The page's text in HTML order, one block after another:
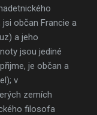
občan Francie a
a jeho
jsou jediné
je občan a
v
zemích
filosofa